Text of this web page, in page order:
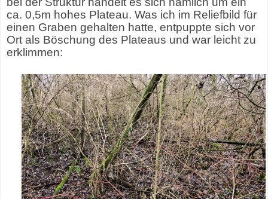
ca. 0,5m hohes Plateau. Was ich im Reliefbild für
einen Graben gehalten hatte, entpuppte sich vor
Ort als Böschung des Plateaus und war leicht zu
erklimmen: